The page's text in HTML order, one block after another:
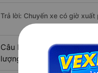
Trả lời: Chuyến xe có giờ
Câu hỏi: Review xe đi
lượng tốt, xuất sắc, cao